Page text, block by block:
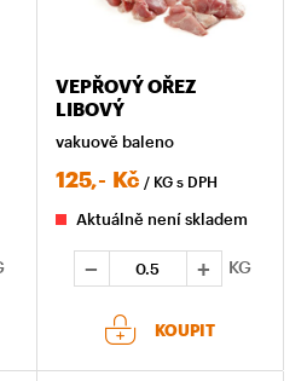
VEPŘOVÝ OŘEZ
LIBOVÝ
vakuově baleno
125,- Kč / KG s DPH
Aktuálně není skladem
KG
KOUPIT